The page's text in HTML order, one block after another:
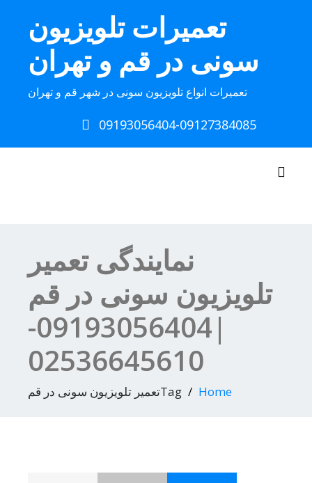
تعمیرات تلویزیون
سونی در قم و تهران
تعمیرات انواع تلویزیون سونی در شهر قم و تهران
09193056404-09127384085
Toggle navigation
نمایندگی تعمیر
تلویزیون سونی در قم
|09193056404-
02536645610
Home Tagتعمیر تلویزیون سونی در قم